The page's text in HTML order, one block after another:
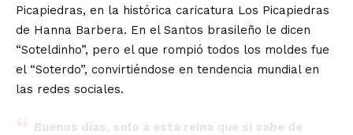
Picapiedras, en la histórica caricatura Los Picapiedras
de Hanna Barbera. En el Santos brasileño le dicen
“Soteldinho”, pero el que rompió todos los moldes fue
el “Soterdo”, convirtiéndose en tendencia mundial en
las redes sociales.
Buenos días, solo a esta reina que si sabe de